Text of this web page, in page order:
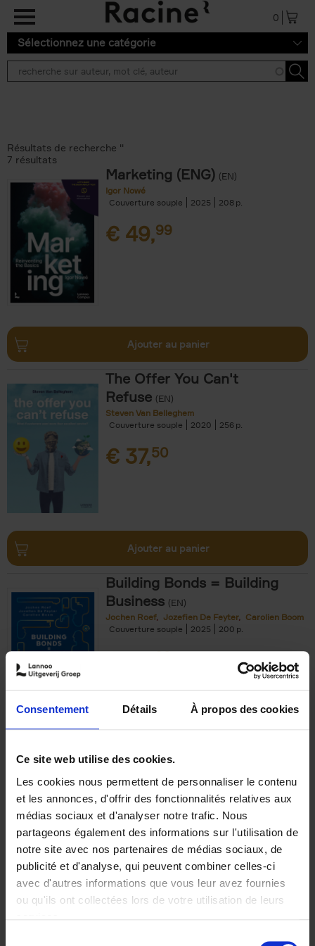
Consentement Détails À propos des cookies
Ce site web utilise des cookies.
Les cookies nous permettent de personnaliser le contenu
et les annonces, d'offrir des fonctionnalités relatives aux
médias sociaux et d'analyser notre trafic. Nous
partageons également des informations sur l'utilisation de
notre site avec nos partenaires de médias sociaux, de
publicité et d'analyse, qui peuvent combiner celles-ci
avec d'autres informations que vous leur avez fournies
ou qu'ils ont collectées lors de votre utilisation de leurs
Aller au contenu principal
0
Sélectionnez une catégorie
Résultats de recherche ''
7 résultats
Marketing (ENG) (EN)
Igor Nowé
Couverture souple
2025 208
€ 49,99
Ajouter au panier
The Offer You Can't
Refuse (EN)
Steven Van Belleghem
Couverture souple
2020 256
€ 37,50
Ajouter au panier
Building Bonds = Building
Business (EN)
Jochen Roef Jozefien De Feyter
Carolien Boom
Couverture souple
2025 200
€29,99
Optichannel Retail. Beyond
the Digital Hysteria
Gino Van Ossel
Autre finition
2019 350
€29,99